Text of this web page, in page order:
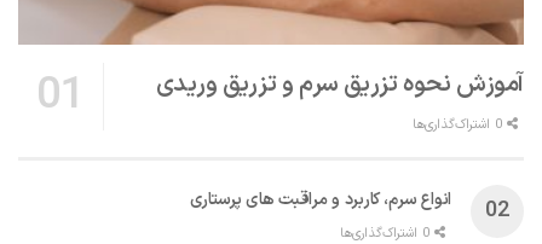
آموزش نحوه تزریق سرم و تزریق وریدی
انواع سرم، کاربرد و مراقبت‌ های پرستاری